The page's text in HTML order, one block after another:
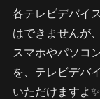
各テレビデバイ
はできませんが
スマホやパソコ
を、テレビデバ
いただけますよ